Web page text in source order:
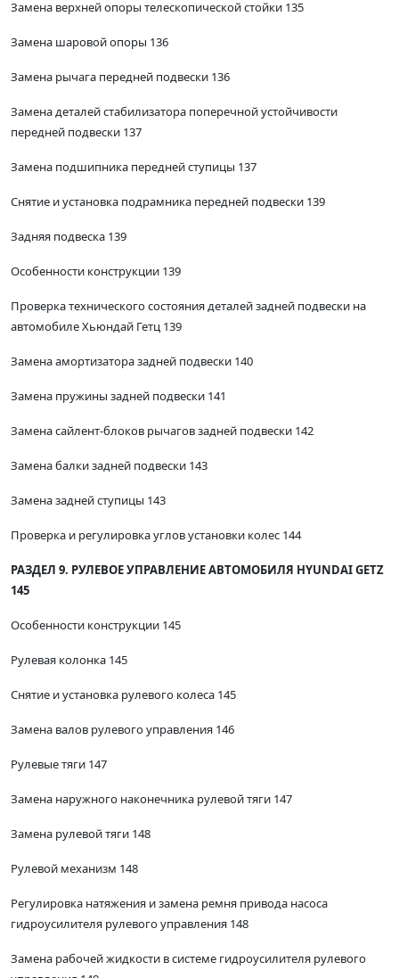
Замена верхней опоры телескопической стойки 135
Замена шаровой опоры 136
Замена рычага передней подвески 136
Замена деталей стабилизатора поперечной устойчивости
передней подвески 137
Замена подшипника передней ступицы 137
Снятие и установка подрамника передней подвески 139
Задняя подвеска 139
Особенности конструкции 139
Проверка технического состояния деталей задней подвески на
автомобиле Хьюндай Гетц 139
Замена амортизатора задней подвески 140
Замена пружины задней подвески 141
Замена сайлент-блоков рычагов задней подвески 142
Замена балки задней подвески 143
Замена задней ступицы 143
Проверка и регулировка углов установки колес 144
РАЗДЕЛ 9. РУЛЕВОЕ УПРАВЛЕНИЕ АВТОМОБИЛЯ HYUNDAI GETZ
145
Особенности конструкции 145
Рулевая колонка 145
Снятие и установка рулевого колеса 145
Замена валов рулевого управления 146
Рулевые тяги 147
Замена наружного наконечника рулевой тяги 147
Замена рулевой тяги 148
Рулевой механизм 148
Регулировка натяжения и замена ремня привода насоса
гидроусилителя рулевого управления 148
Замена рабочей жидкости в системе гидроусилителя рулевого